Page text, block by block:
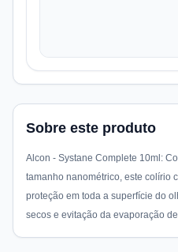
Sobre este produto
Alcon - Systane Complete 10ml:
tamanho nanométrico, este colírio
proteção em toda a superfície do
secos e evitação da evaporação